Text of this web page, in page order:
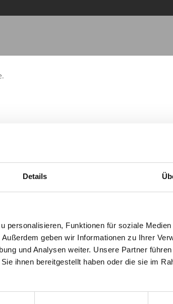
Details
personalisieren, Funktionen für soziale
geben wir Informationen zu Ihrer
und Analysen weiter. Unsere Partner
ihnen bereitgestellt haben oder die sie im